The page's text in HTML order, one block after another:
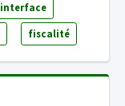
interface
fiscalité